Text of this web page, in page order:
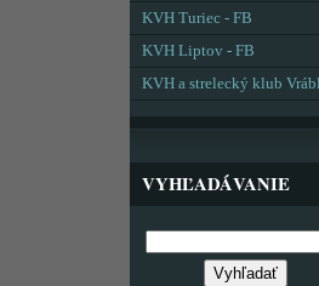
KVH Turiec - FB
KVH Liptov - FB
KVH a strelecký klub
VYHĽADÁVANIE